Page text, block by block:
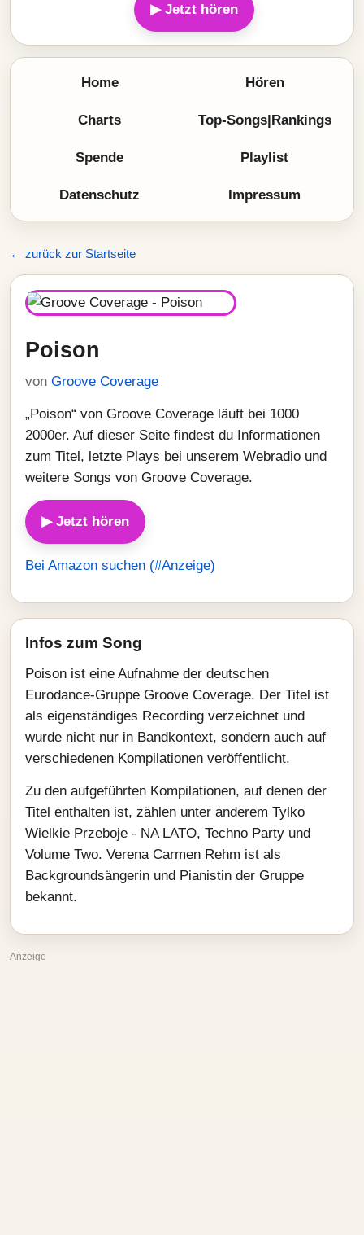
▶ Jetzt hören
Home Hören
Charts Top-Songs|Rankings
Spende Playlist
Datenschutz Impressum
← zurück zur Startseite
Poison
von Groove Coverage
„Poison“ von Groove Coverage läuft bei 1000
2000er. Auf dieser Seite findest du Informationen
zum Titel, letzte Plays bei unserem Webradio und
weitere Songs von Groove Coverage.
▶ Jetzt hören
Bei Amazon suchen (#Anzeige)
Infos zum Song
Poison ist eine Aufnahme der deutschen
Eurodance-Gruppe Groove Coverage. Der Titel ist
als eigenständiges Recording verzeichnet und
wurde nicht nur in Bandkontext, sondern auch auf
verschiedenen Kompilationen veröffentlicht.
Zu den aufgeführten Kompilationen, auf denen der
Titel enthalten ist, zählen unter anderem Tylko
Wielkie Przeboje - NA LATO, Techno Party und
Volume Two. Verena Carmen Rehm ist als
Backgroundsängerin und Pianistin der Gruppe
bekannt.
Anzeige